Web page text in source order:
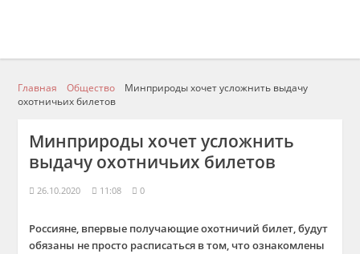
Главная Общество
Минприроды хочет усложнить выдачу
охотничьих билетов
Минприроды хочет усложнить
выдачу охотничьих билетов
26.10.2020 11:08 0
Россияне, впервые получающие охотничий билет, будут
обязаны не просто расписаться в том, что ознакомлены